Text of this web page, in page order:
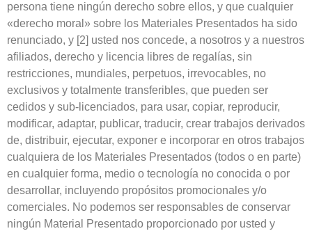
persona tiene ningún derecho sobre ellos, y que cualquier
«derecho moral» sobre los Materiales Presentados ha sido
renunciado, y [2] usted nos concede, a nosotros y a nuestros
afiliados, derecho y licencia libres de regalías, sin
restricciones, mundiales, perpetuos, irrevocables, no
exclusivos y totalmente transferibles, que pueden ser
cedidos y sub-licenciados, para usar, copiar, reproducir,
modificar, adaptar, publicar, traducir, crear trabajos derivados
de, distribuir, ejecutar, exponer e incorporar en otros trabajos
cualquiera de los Materiales Presentados (todos o en parte)
en cualquier forma, medio o tecnología no conocida o por
desarrollar, incluyendo propósitos promocionales y/o
comerciales. No podemos ser responsables de conservar
ningún Material Presentado proporcionado por usted y